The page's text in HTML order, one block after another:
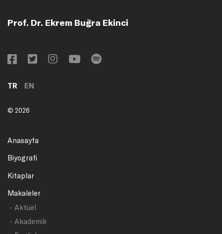
Prof. Dr. Ekrem Buğra Ekinci
TR EN
© 2026
Anasayfa
Biyografi
Kitaplar
Makaleler
- Aktüel
- Akademik